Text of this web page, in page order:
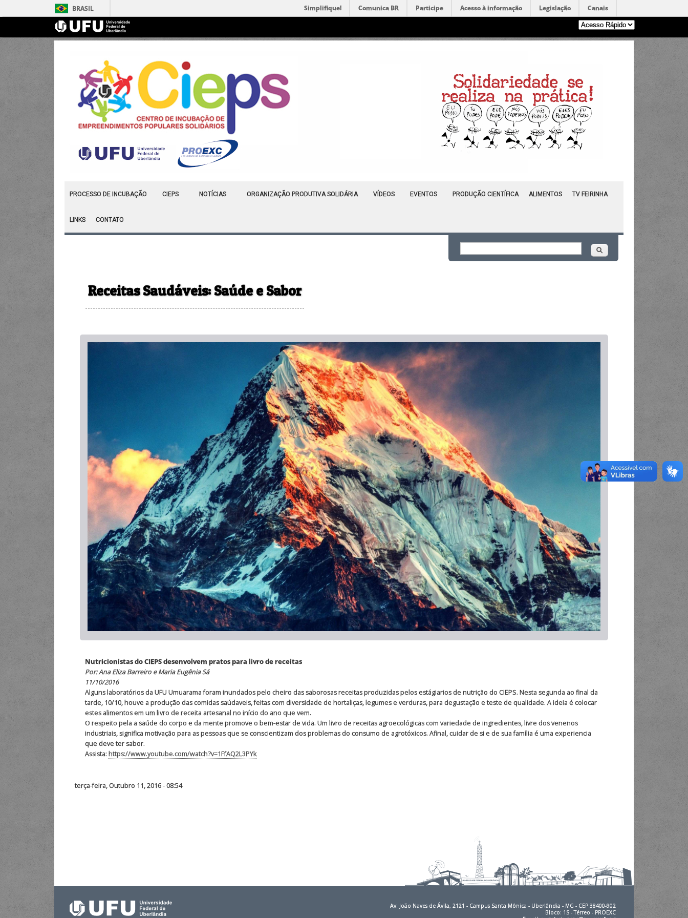
BRASIL Simplifique! Comunica BR Participe Acesso à informação Legislação Canais
PROCESSO DE INCUBAÇÃO CIEPS NOTÍCIAS ORGANIZAÇÃO PRODUTIVA SOLIDÁRIA VÍDEOS EVENTOS PRODUÇÃO CIENTÍFICA ALIMENTOS TV FEIRINHA
LINKS CONTATO
Formulário de busca
Buscar
Receitas Saudáveis: Saúde e Sabor
Nutricionistas do CIEPS desenvolvem pratos para livro de receitas
Por: Ana Eliza Barreiro e Maria Eugênia Sá
11/10/2016
Alguns laboratórios da UFU Umuarama foram inundados pelo cheiro das saborosas receitas produzidas pelos estágiarios de nutrição do CIEPS. Nesta segunda ao final da
tarde, 10/10, houve a produção das comidas saúdaveis, feitas com diversidade de hortaliças, legumes e verduras, para degustação e teste de qualidade. A ideia é colocar
estes alimentos em um livro de receita artesanal no início do ano que vem.
O respeito pela a saúde do corpo e da mente promove o bem-estar de vida. Um livro de receitas agroecológicas com variedade de ingredientes, livre dos venenos
industriais, significa motivação para as pessoas que se conscientizam dos problemas do consumo de agrotóxicos. Afinal, cuidar de si e de sua família é uma experiencia
que deve ter sabor.
Assista: https://www.youtube.com/watch?v=1FfAQ2L3PYk
terça-feira, Outubro 11, 2016 - 08:54
Av. João Naves de Ávila, 2121 - Campus Santa Mônica - Uberlândia - MG - CEP 38400-902
Bloco: 1S - Térreo - PROEXC